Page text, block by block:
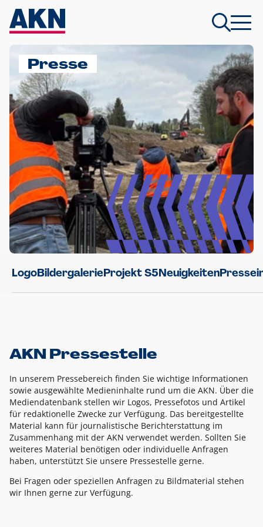
Presse
LogoBildergalerieProjekt S5Neuigkeiten
AKN Pressestelle
In unserem Pressebereich finden Sie wichtige Informationen
sowie ausgewählte Medieninhalte rund um die AKN. Über die
Mediendatenbank stellen wir Logos, Pressefotos und Artikel
für redaktionelle Zwecke zur Verfügung. Das bereitgestellte
Material kann für journalistische Berichterstattung im
Zusammenhang mit der AKN verwendet werden. Sollten Sie
weiteres Material benötigen oder individuelle Anfragen
haben, unterstützt Sie unsere Pressestelle gerne.
Bei Fragen oder speziellen Anfragen zu Bildmaterial stehen
wir Ihnen gerne zur Verfügung.